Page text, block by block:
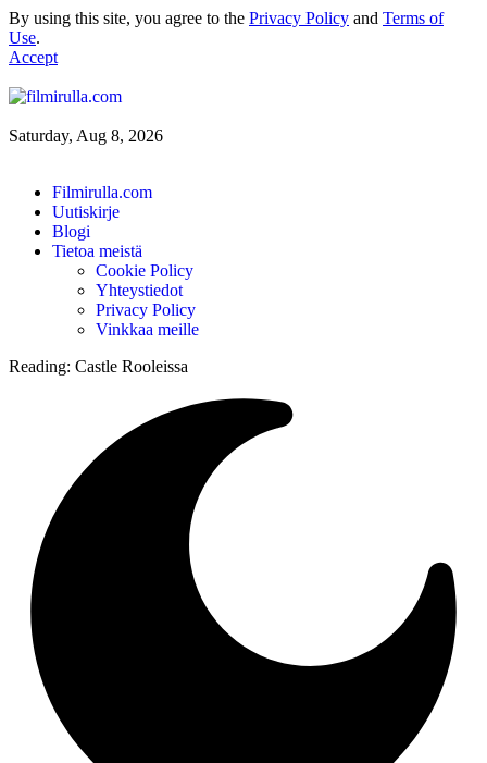
By using this site, you agree to the Privacy Policy and Terms of
Use.
Accept
Saturday, Aug 8, 2026
Filmirulla.com
Uutiskirje
Blogi
Tietoa meistä
Cookie Policy
Yhteystiedot
Privacy Policy
Vinkkaa meille
Reading: Castle Rooleissa